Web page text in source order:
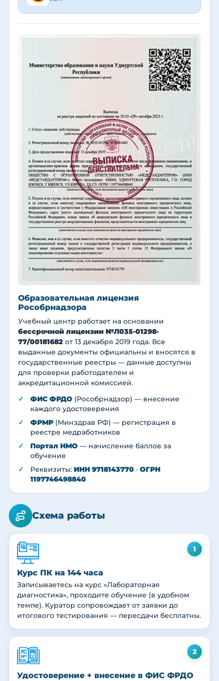
Образовательная лицензия
Рособрнадзора
Учебный центр работает на основании
бессрочной лицензии №Л035-01298-
77/00181682 от 13 декабря 2019 года. Все
выданные документы официальны и вносятся в
государственные реестры — данные доступны
для проверки работодателем и
аккредитационной комиссией.
ФИС ФРДО (Рособрнадзор) — внесение
каждого удостоверения
ФРМР (Минздрав РФ) — регистрация в
реестре медработников
Портал НМО — начисление баллов за
обучение
Реквизиты: ИНН 9718143770 · ОГРН
1197746498840
Схема работы
1
Курс ПК на 144 часа
Записываетесь на курс «Лабораторная
диагностика», проходите обучение (в удобном
темпе). Куратор сопровождает от заявки до
итогового тестирования — пересдачи бесплатны.
2
Удостоверение + внесение в ФИС ФРДО